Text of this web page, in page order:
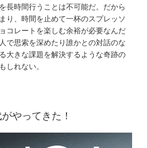
長時間行うことは不可能だ。だから
り、時間を止めて一杯のスプレッソ
コレートを楽しむ余裕が必要なんだ
で思索を深めたり誰かとの対話のな
大きな課題を解決するような奇跡の
しれない。
やってきた！